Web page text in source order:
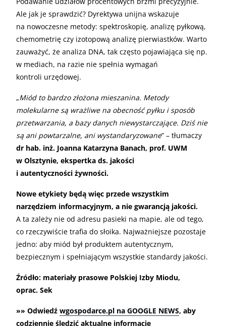
Ale jak je sprawdzić? Dyrektywa unijna wskazuje
na nowoczesne metody: spektroskopię, analizę pyłkową,
chemometrię czy izotopową analizę pierwiastków. Warto
zauważyć, że analiza DNA, tak często pojawiająca się np.
w mediach, na razie nie spełnia wymagań
kontroli urzędowej.
„Miód to bardzo złożona mieszanina. Metody
molekularne są wrażliwe na obecność pyłku i sposób
przetwarzania, a bazy danych niewystarczające. Dziś nie
są ani powtarzalne, ani wystandaryzowane” – tłumaczy
dr hab. inż. Joanna Katarzyna Banach, prof. UWM
w Olsztynie, ekspertka ds. jakości
i autentyczności żywności.
Nowe etykiety będą więc przede wszystkim
narzędziem informacyjnym, a nie gwarancją jakości.
A ta zależy nie od adresu pasieki na mapie, ale od tego,
co rzeczywiście trafia do słoika. Najważniejsze pozostaje
jedno: aby miód był produktem autentycznym,
bezpiecznym i spełniającym wszystkie standardy jakości.
Źródło: materiały prasowe Polskiej Izby Miodu,
oprac. Sek
»» Odwiedź wgospodarce.pl na GOOGLE NEWS, aby
codziennie śledzić aktualne informacje